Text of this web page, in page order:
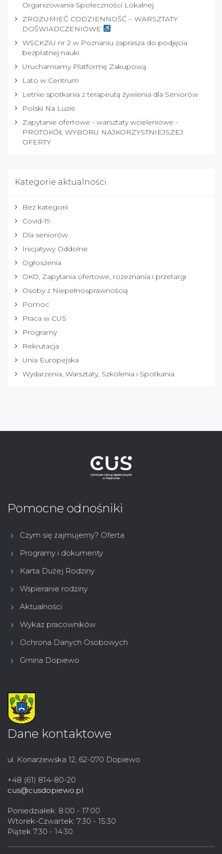
Organizowania Społeczności Lokalnej
ZROZUMIEĆ CODZIENNOŚĆ – WARSZTATY
DOŚWIADCZENIOWE
WSCKZiU nr 2 w Poznaniu zaprasza do podjęcia
bezpłatnej nauki
Uruchamiamy Platformę Zakupową
Lato w Centrum
Letnie spotkania z terapeutą żywienia dla Seniorów
Polski Na Luzie
Zapytanie ofertowe - warsztaty wcieleniowe -
PROTOKÓŁ WYBORU NAJKORZYSTNIEJSZEJ
OFERTY
Kategorie aktualności
Bez kategorii
Covid-19
Dla seniorów
Inicjatywy Oddolne
Ogłoszenia
OKO, Zapytania ofertowe, rozeznania i przetargi
Osoby z Niepełnosprawnością
Pomoc
Praca w CUS
Programy
Rekrutacja
Unia Europejska
Wydarzenia, Warsztaty, Szkolenia i Spotkania
Pomocne odnośniki
Czym się zajmujemy? Oferta
Programy i dokumenty
Karta Dużej Rodziny
Wspieranie rodziny
Aktualności
Wykaz pracowników
Ochrona Danych Osobowych
Gmina Dopiewo
Dane kontaktowe
ul. Konarzewska 12, 62-070 Dopiewo
+48 (61) 814-80-20
cus@cusdopiewo.pl
Poniedziałek: 8:00 - 17:00
Wtorek-Czwartek: 7:30 - 15:30
Piątek 7:30 - 14:30